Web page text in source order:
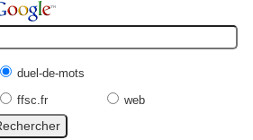
duel-de-mots
ffsc.fr
web